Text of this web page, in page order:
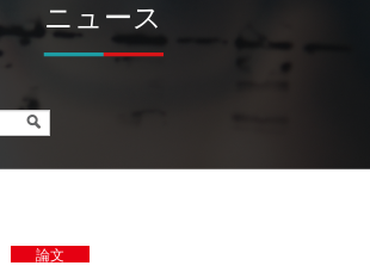
ニュース
論文